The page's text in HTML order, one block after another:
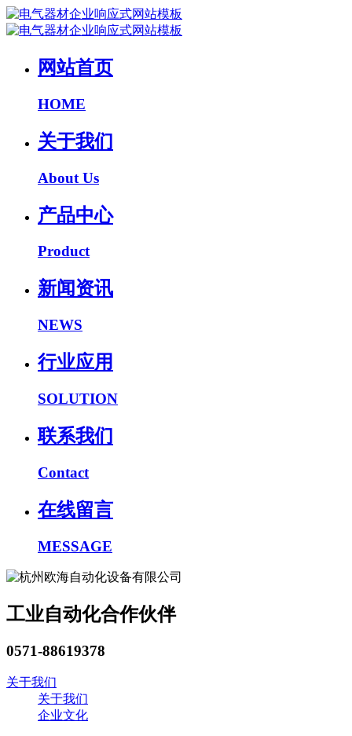
网站首页
HOME
关于我们
About Us
产品中心
Product
新闻资讯
NEWS
行业应用
SOLUTION
联系我们
Contact
在线留言
MESSAGE
工业自动化合作伙伴
0571-88619378
关于我们
关于我们
企业文化